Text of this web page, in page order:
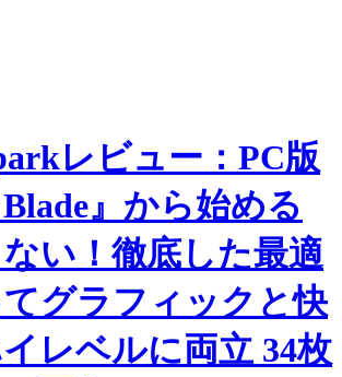
レビュー：PC版
Blade』から始める
い！徹底した最適
グラフィックと快
レベルに両立 34枚